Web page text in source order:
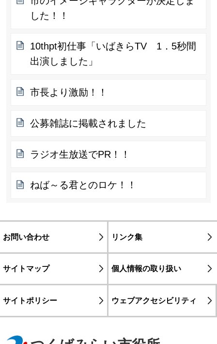
した！！
10thpt初仕事「いばきらTV 1．5秒間
出演しました」
市長より激励！！
公募雑誌に掲載されました
ラジオ生放送でPR！！
ねば～る君とのロケ！！
お問い合わせ リンク集
サイトマップ 個人情報の取り扱い
サイトポリシー ウェブアクセシビリティ